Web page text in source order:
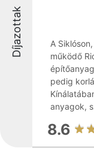
Díjazottak
A
működő
pedig
anyagok,
8.6